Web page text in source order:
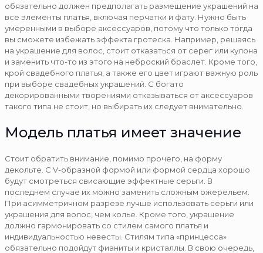
обязательно должен предполагать размещение украшений на
все элементы платья, включая перчатки и фату. Нужно быть
умеренными в выборе аксессуаров, потому что только тогда
вы сможете избежать эффекта гротеска. Например, решаясь
на украшение для волос, стоит отказаться от серег или кулона
и заменить что-то из этого на неброский браслет. Кроме того,
крой свадебного платья, а также его цвет играют важную роль
при выборе свадебных украшений. С богато
декорированными творениями отказываться от аксессуаров
такого типа не стоит, но выбирать их следует внимательно.
Модель платья имеет значение
Стоит обратить внимание, помимо прочего, на форму
декольте. С V-образной формой или формой сердца хорошо
будут смотреться свисающие эффектные серьги. В
последнем случае их можно заменить сложным ожерельем.
При асимметричном разрезе лучше использовать серьги или
украшения для волос, чем колье. Кроме того, украшение
должно гармонировать со стилем самого платья и
индивидуальностью невесты. Стилям типа «принцесса»
обязательно подойдут фианиты и кристаллы. В свою очередь,